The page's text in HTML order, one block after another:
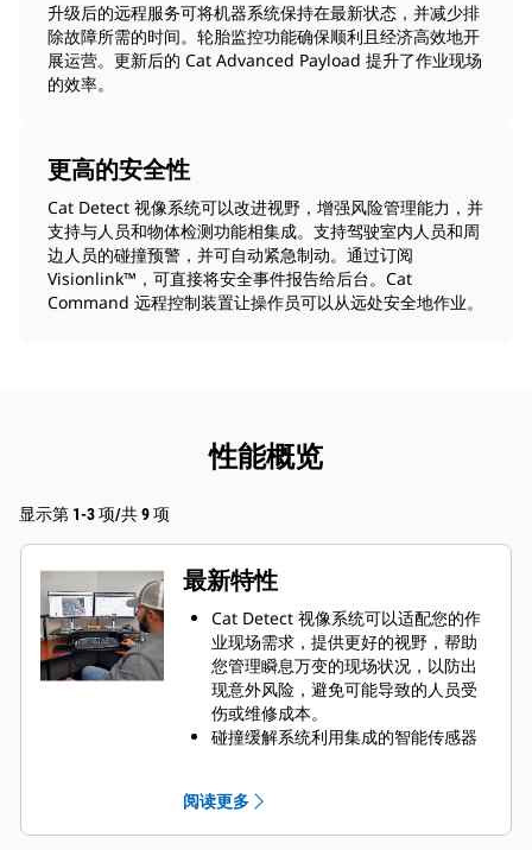
升级后的远程服务可将机器系统保持在最新状态，并减少排
除故障所需的时间。轮胎监控功能确保顺利且经济高效地开
展运营。更新后的 Cat Advanced Payload 提升了作业现场
的效率。
更高的安全性
Cat Detect 视像系统可以改进视野，增强风险管理能力，并
支持与人员和物体检测功能相集成。支持驾驶室内人员和周
边人员的碰撞预警，并可自动紧急制动。通过订阅
Visionlink™，可直接将安全事件报告给后台。Cat
Command 远程控制装置让操作员可以从远处安全地作业。
性能概览
显示第 1-3 项/共 9 项
最新特性
Cat Detect 视像系统可以适配您的作
业现场需求，提供更好的视野，帮助
您管理瞬息万变的现场状况，以防出
现意外风险，避免可能导致的人员受
伤或维修成本。
碰撞缓解系统利用集成的智能传感器
能。此外，通过 Visionlink™ 还可以
方便地查看事件数据和安全趋势。
阅读更多